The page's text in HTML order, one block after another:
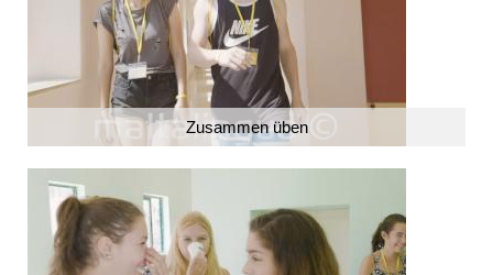
Zusammen üben